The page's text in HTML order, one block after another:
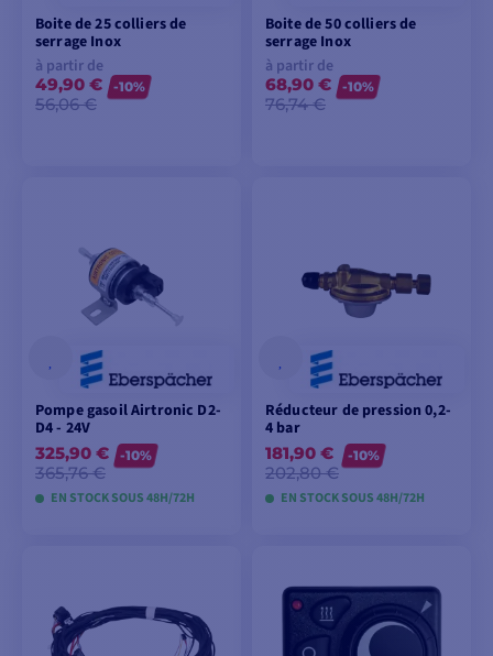
Boite de 25 colliers de
serrage Inox
à partir de
49,90 €
56,06 €
-10%
Boite de 50 colliers de
serrage Inox
à partir de
68,90 €
76,74 €
-10%
Pompe gasoil Airtronic D2-
D4 - 24V
325,90 €
365,76 €
-10%
EN STOCK SOUS 48H/72H
Réducteur de pression 0,2-
4 bar
181,90 €
202,80 €
-10%
EN STOCK SOUS 48H/72H
PANIER